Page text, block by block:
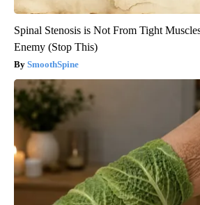
Spinal Stenosis is Not From Tight
Enemy (Stop This)
SmoothSpine